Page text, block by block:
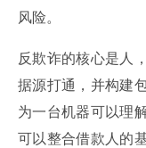
风险。
反欺诈的核心是人
据源打通，并构建
为一台机器可以理
可以整合借款人的